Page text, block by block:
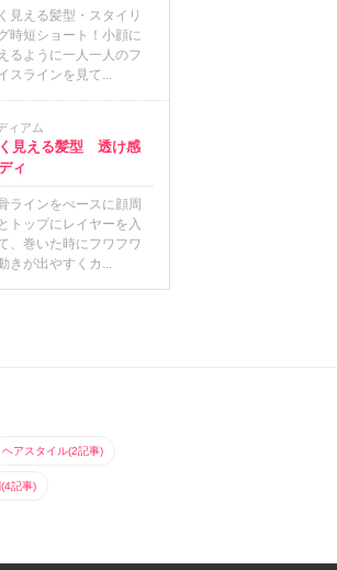
見える髪型・スタイリ
時短ショート！小顔に
るように一人一人のフ
スラインを見て...
ィアム
見える髪型 透け感
ィ
ラインをべースに顔周
トップにレイヤーを入
、巻いた時にフワフワ
きが出やすくカ...
ヘアスタイル(2記事)
記事)